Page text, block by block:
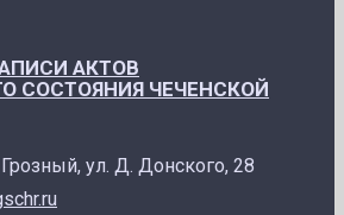
АКТОВ
СОСТОЯНИЯ ЧЕЧЕНСКОЙ
ул. Д. Донского, 28